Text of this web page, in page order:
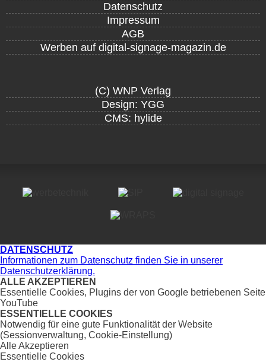
Datenschutz
Impressum
AGB
Werben auf digital-signage-magazin.de
(C) WNP Verlag
Design: YGG
CMS: hylide
DATENSCHUTZ
Informationen zum Datenschutz finden Sie in unserer
Datenschutzerklärung.
ALLE AKZEPTIEREN
Essentielle Cookies, Plugins der von Google betriebenen Seite
YouTube
ESSENTIELLE COOKIES
Notwendig für eine gute Funktionalität der Website
(Sessionverwaltung, Cookie-Einstellung)
Alle Akzeptieren
Essentielle Cookies